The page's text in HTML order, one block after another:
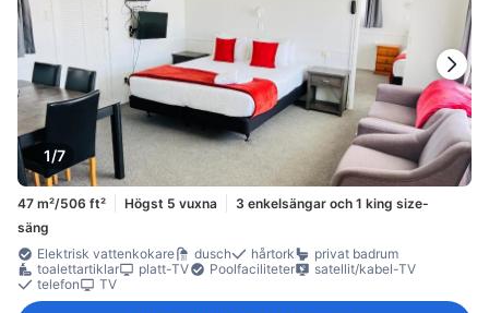
1/7
47 m²/506 ft² Högst 5 vuxna
3 enkelsängar och 1 king size-
säng
Elektrisk vattenkokare
dusch hårtork
privat badrum
toalettartiklar
platt-TV Poolfaciliteter
satellit/kabel-TV
telefon
TV